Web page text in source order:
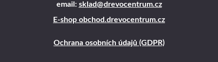
email: sklad@drevocentrum.cz
E-shop obchod.drevocentrum.cz
Ochrana osobních údajů (GDPR)